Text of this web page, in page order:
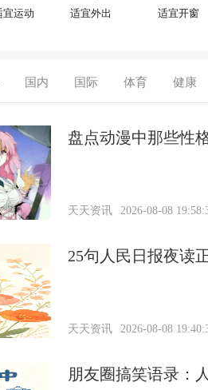
宜运动 适宜外出 适宜开窗
国内 国际 体育 健康
盘点动漫中那些性
天天资讯 2026-08-08
25句人民日报夜读
天天资讯 2026-08-08
朋友圈搞笑语录：